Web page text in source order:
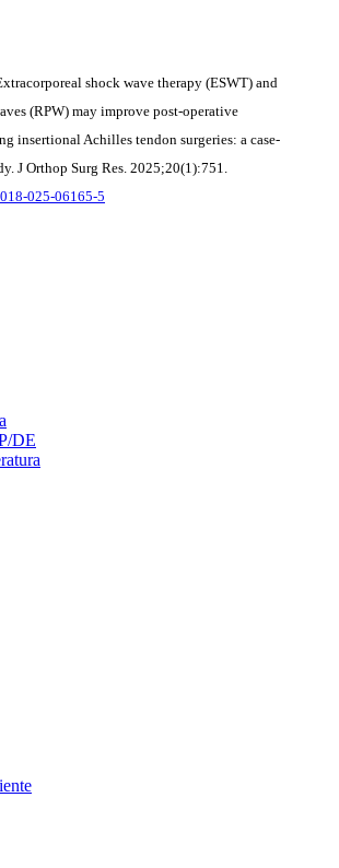
shock wave therapy (ESWT) and
(RPW) may improve post-operative
insertional Achilles tendon surgeries: a case-
J Orthop Surg Res. 2025;20(1):751.
025-06165-5
DE